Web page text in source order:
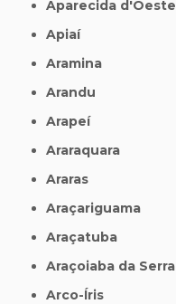
Aparecida d'Oeste
Apiaí
Aramina
Arandu
Arapeí
Araraquara
Araras
Araçariguama
Araçatuba
Araçoiaba da Serra
Arco-Íris